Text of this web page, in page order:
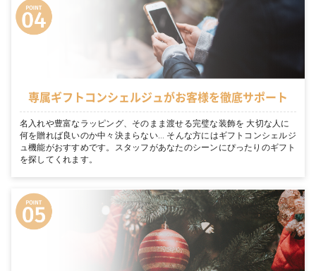
専属ギフトコンシェルジュがお客様を徹底サポート
名入れや豊富なラッピング、そのまま渡せる完璧な装飾を 大切な人に
何を贈れば良いのか中々決まらない… そんな方にはギフトコンシェルジ
ュ機能がおすすめです。スタッフがあなたのシーンにぴったりのギフト
を探してくれます。